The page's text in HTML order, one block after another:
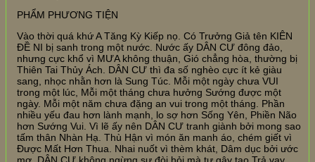
PHẨM PHƯƠNG TIỆN
Vào thời quá khứ A Tăng Kỳ Kiếp nọ. Có Trưởng Giả tên KIÊN
ĐỀ NI bị sanh trong một nước. Nước ấy DÂN CƯ đông đảo,
nhưng cực khổ vì MƯA không thuận, Gió chẳng hòa, thường bị
Thiên Tai Thủy Ách. DÂN CƯ thì đa số nghèo cực ít kẻ giàu
sang, nhọc nhằn hơn là Sung Túc. Mỗi một ngày chưa VUI
trong một lúc, Mỗi một tháng chưa hưởng Sướng được một
ngày. Mỗi một năm chưa đặng an vui trong một tháng. Phần
nhiều yếu đau hơn lành mạnh, lo sợ hơn Sống Yên, Phiền Não
hơn Sướng Vui. Vì lẽ ấy nên DÂN CƯ tranh giành bởi mong sao
tấm thân Nhàn Hạ. Thù Hận vì món ăn manh áo, chém giết vì
Được Mất Hơn Thua. Nhai nuốt vì thèm khát, Dâm dục bởi ước